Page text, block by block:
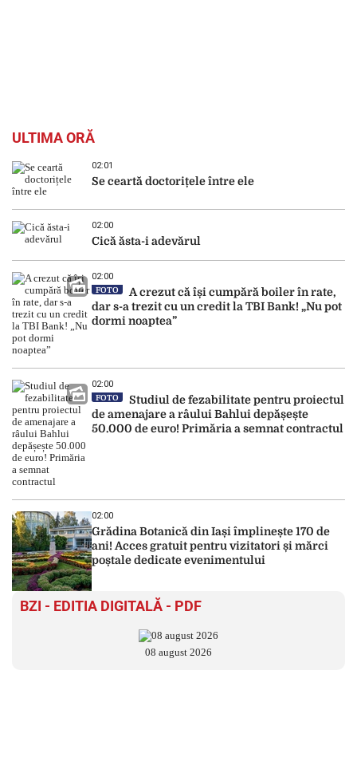
ULTIMA ORĂ
02:01
Se ceartă doctorițele între ele
02:00
Cică ăsta-i adevărul
02:00
FOTO
A crezut că își cumpără boiler în rate,
dar s-a trezit cu un credit la TBI Bank! „Nu pot
dormi noaptea”
02:00
FOTO
Studiul de fezabilitate pentru proiectul
de amenajare a râului Bahlui depășește
50.000 de euro! Primăria a semnat contractul
02:00
Grădina Botanică din Iași împlinește 170 de
ani! Acces gratuit pentru vizitatori și mărci
poștale dedicate evenimentului
BZI - EDITIA DIGITALĂ - PDF
08 august 2026